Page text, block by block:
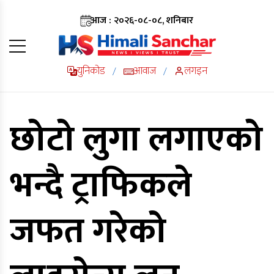
आज : २०२६-०८-०८, शनिबार
युनिकोड / आवाज / लगइन
छोटो लुगा लगाएको
भन्दै ट्राफिकले
जफत गरेको